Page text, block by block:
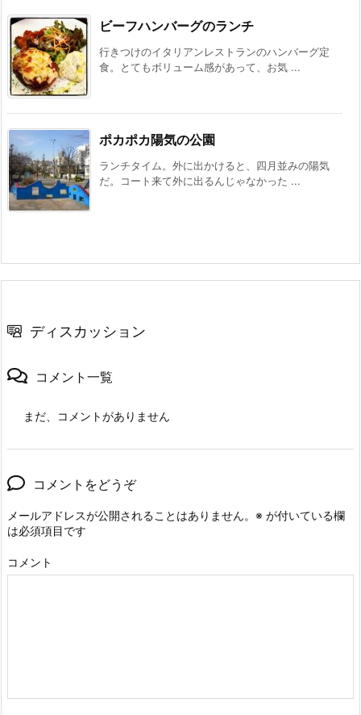
ビーフハンバーグのランチ
行きつけのイタリアンレストランのハンバーグ定
食。とてもボリューム感があって、お気 ...
ポカポカ陽気の公園
ランチタイム。外に出かけると、四月並みの陽気
だ。コート来て外に出るんじゃなかった ...
ディスカッション
コメント一覧
まだ、コメントがありません
コメントをどうぞ
メールアドレスが公開されることはありません。 ※ が付いている欄
は必須項目です
コメント